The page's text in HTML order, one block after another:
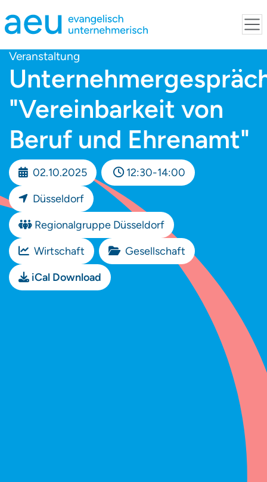
Veranstaltung
"Vereinbarkeit von
Beruf und Ehrenamt"
02.10.2025
12:30-14:00
Düsseldorf
Regionalgruppe Düsseldorf
Wirtschaft
Gesellschaft
iCal Download